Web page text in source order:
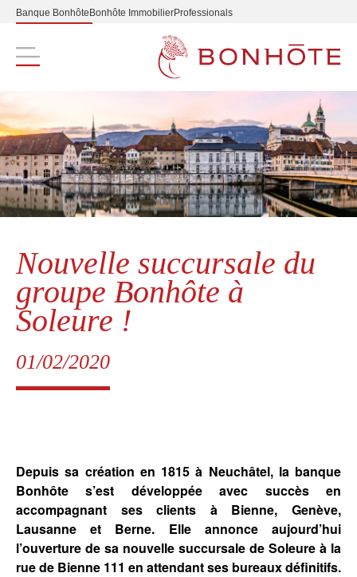
Banque Bonhôte Bonhôte ImmobilierProfessionals
Navigation principale
Nouvelle succursale du
groupe Bonhôte à
Soleure !
01/02/2020
Depuis sa création en 1815 à Neuchâtel, la banque
Bonhôte s’est développée avec succès en
accompagnant ses clients à Bienne, Genève,
Lausanne et Berne. Elle annonce aujourd’hui
l’ouverture de sa nouvelle succursale de Soleure à la
rue de Bienne 111 en attendant ses bureaux définitifs.